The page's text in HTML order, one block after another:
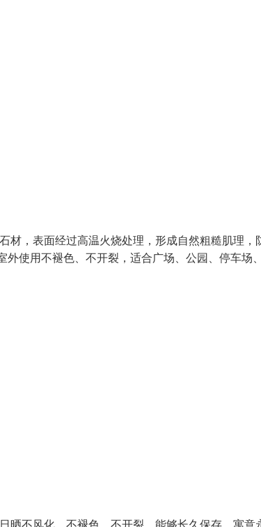
材，表面经过高温火烧处理，形成自然粗糙肌理，
使用不褪色、不开裂，适合广场、公园、停车场